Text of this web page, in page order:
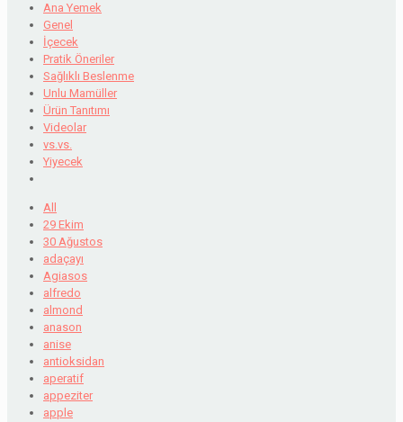
Ana Yemek
Genel
İçecek
Pratik Öneriler
Sağlıklı Beslenme
Unlu Mamüller
Ürün Tanıtımı
Videolar
vs.vs.
Yiyecek
All
29 Ekim
30 Ağustos
adaçayı
Agiasos
alfredo
almond
anason
anise
antioksidan
aperatif
appeziter
apple